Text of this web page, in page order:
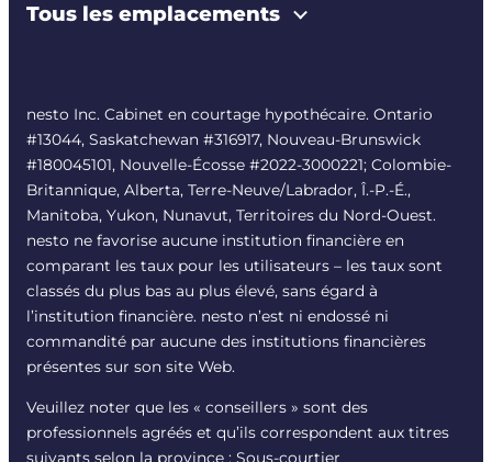
Tous les emplacements
nesto Inc. Cabinet en courtage hypothécaire. Ontario
#13044, Saskatchewan #316917, Nouveau-Brunswick
#180045101, Nouvelle-Écosse #2022-3000221; Colombie-
Britannique, Alberta, Terre-Neuve/Labrador, Î.-P.-É.,
Manitoba, Yukon, Nunavut, Territoires du Nord-Ouest.
nesto ne favorise aucune institution financière en
comparant les taux pour les utilisateurs – les taux sont
classés du plus bas au plus élevé, sans égard à
l’institution financière. nesto n’est ni endossé ni
commandité par aucune des institutions financières
présentes sur son site Web.
Veuillez noter que les « conseillers » sont des
professionnels agréés et qu’ils correspondent aux titres
suivants selon la province : Sous-courtier